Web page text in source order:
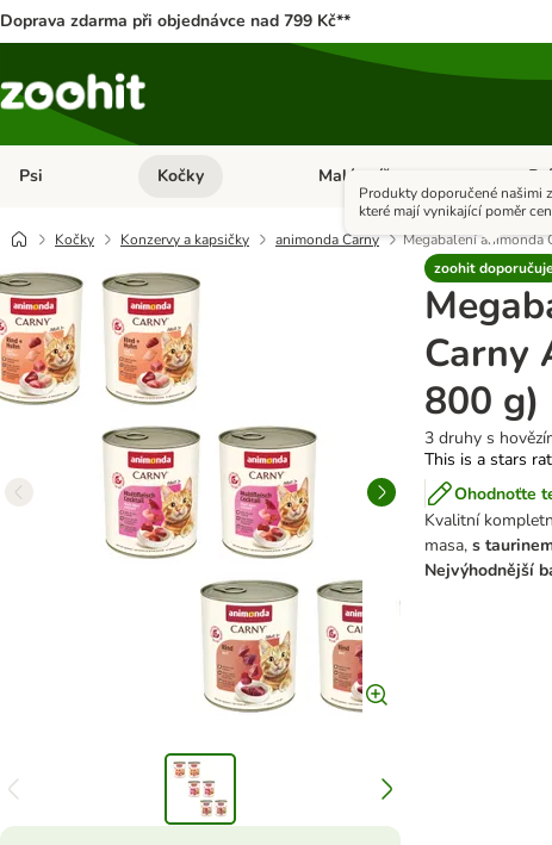
Doprava zdarma při objednávce nad 799 Kč**
Psi Otevřít menu: Psi
Kočky Otevřít menu: Kočky
Malá zvířata
Kočky Konzervy a kapsičky animonda Carny
Megabalení animonda
zoohit doporučuje
Produkty doporučené našimi
které mají vynikající poměr
Carny
800 g)
3 druhy s
This is a stars
Ohodnoťte
Kvalitní
masa, s
Nejvýhodnější